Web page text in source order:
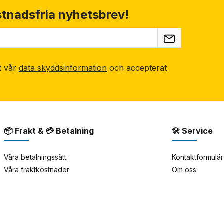
nyhetsbrev!
vår data skyddsinformation och accepterat
📦 Frakt & 💳 Betalning
Våra betalningssätt
Våra fraktkostnader
🛠 Service
Kontaktformulär
Om oss